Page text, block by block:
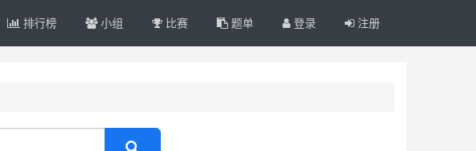
排行榜 小组 比赛 题单 登录 注册